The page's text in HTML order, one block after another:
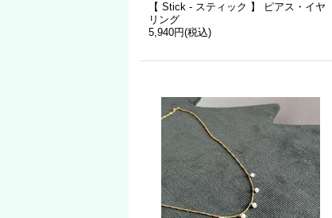
【 Stick - スティック 】 ピアス・イヤ
リング
5,940円(税込)